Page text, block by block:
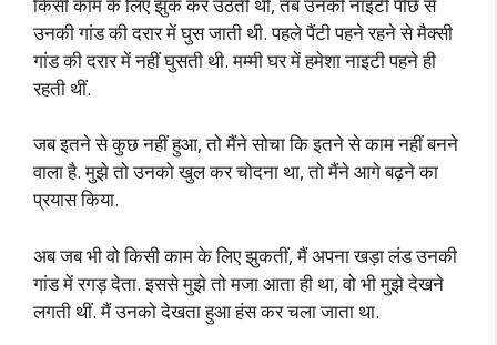
उनकी गांड की दरार में घुस जाती थी. पहले पैंटी पहने रहने से मैक्सी
गांड की दरार में नहीं घुसती थी. मम्मी घर में हमेशा नाइटी पहने ही
रहती थीं.
जब इतने से कुछ नहीं हुआ, तो मैंने सोचा कि इतने से काम नहीं बनने
वाला है. मुझे तो उनको खुल कर चोदना था, तो मैंने आगे बढ़ने का
प्रयास किया.
अब जब भी वो किसी काम के लिए झुकतीं, मैं अपना खड़ा लंड उनकी
गांड में रगड़ देता. इससे मुझे तो मजा आता ही था, वो भी मुझे देखने
लगती थीं. मैं उनको देखता हुआ हंस कर चला जाता था.